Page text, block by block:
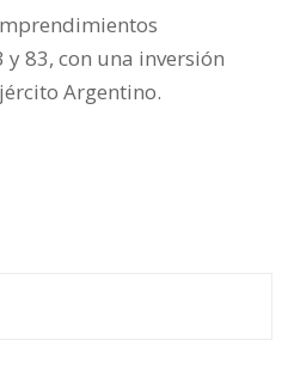
83, con una inversión
Argentino.